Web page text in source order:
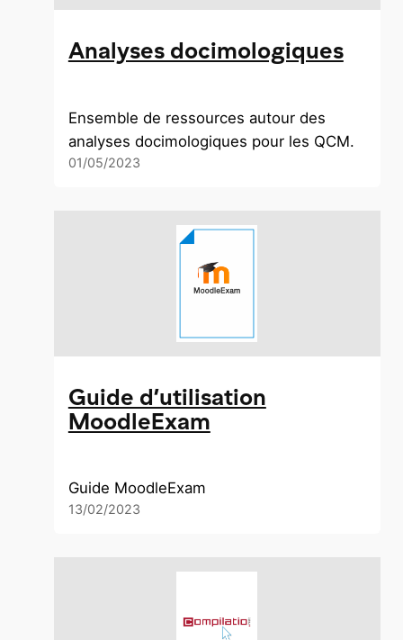
Analyses docimologiques
Ensemble de ressources autour des
analyses docimologiques pour les QCM.
01/05/2023
Guide d’utilisation
MoodleExam
Guide MoodleExam
13/02/2023